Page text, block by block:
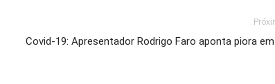
Covid-19: Apresentador Rodrigo Faro aponta piora